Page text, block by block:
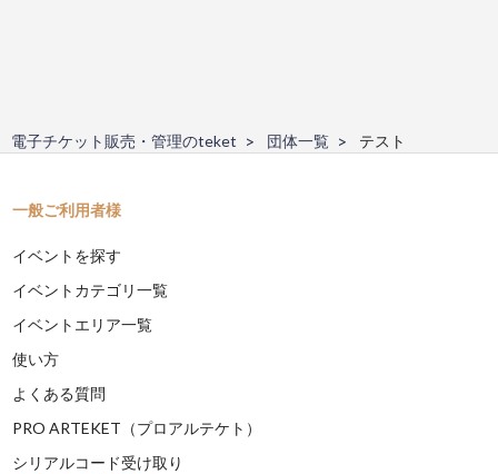
電子チケット販売・管理のteket 団体一覧 テスト
一般ご利用者様
イベントを探す
イベントカテゴリ一覧
イベントエリア一覧
使い方
よくある質問
PRO ARTEKET（プロアルテケト）
シリアルコード受け取り